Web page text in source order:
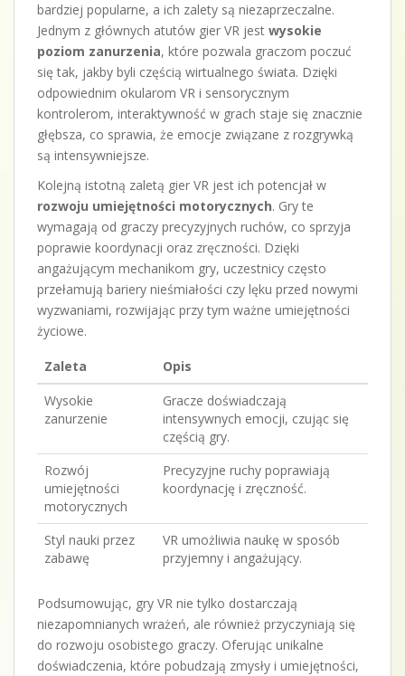
bardziej popularne, a ich zalety są niezaprzeczalne.
Jednym z głównych atutów gier VR jest wysokie
poziom zanurzenia, które pozwala graczom poczuć
się tak, jakby byli częścią wirtualnego świata. Dzięki
odpowiednim okularom VR i sensorycznym
kontrolerom, interaktywność w grach staje się znacznie
głębsza, co sprawia, że emocje związane z rozgrywką
są intensywniejsze.
Kolejną istotną zaletą gier VR jest ich potencjał w
rozwoju umiejętności motorycznych. Gry te
wymagają od graczy precyzyjnych ruchów, co sprzyja
poprawie koordynacji oraz zręczności. Dzięki
angażującym mechanikom gry, uczestnicy często
przełamują bariery nieśmiałości czy lęku przed nowymi
wyzwaniami, rozwijając przy tym ważne umiejętności
życiowe.
Zaleta
Opis
Wysokie
zanurzenie
Gracze doświadczają
intensywnych emocji, czując się
częścią gry.
Rozwój
umiejętności
motorycznych
Precyzyjne ruchy poprawiają
koordynację i zręczność.
Styl nauki przez
zabawę
VR umożliwia naukę w sposób
przyjemny i angażujący.
Podsumowując, gry VR nie tylko dostarczają
niezapomnianych wrażeń, ale również przyczyniają się
do rozwoju osobistego graczy. Oferując unikalne
doświadczenia, które pobudzają zmysły i umiejętności,